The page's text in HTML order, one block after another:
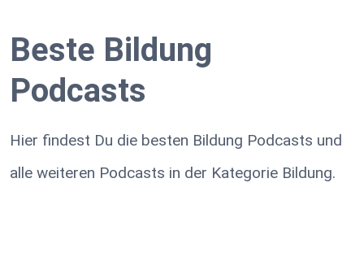
Beste Bildung
Podcasts
Hier findest Du die besten Bildung Podcasts und
alle weiteren Podcasts in der Kategorie Bildung.